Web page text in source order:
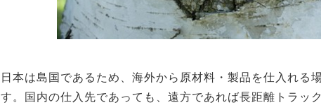
日本は島国であるため、海外から原材料・製品を仕入れる
す。国内の仕入先であっても、遠方であれば長距離トラッ